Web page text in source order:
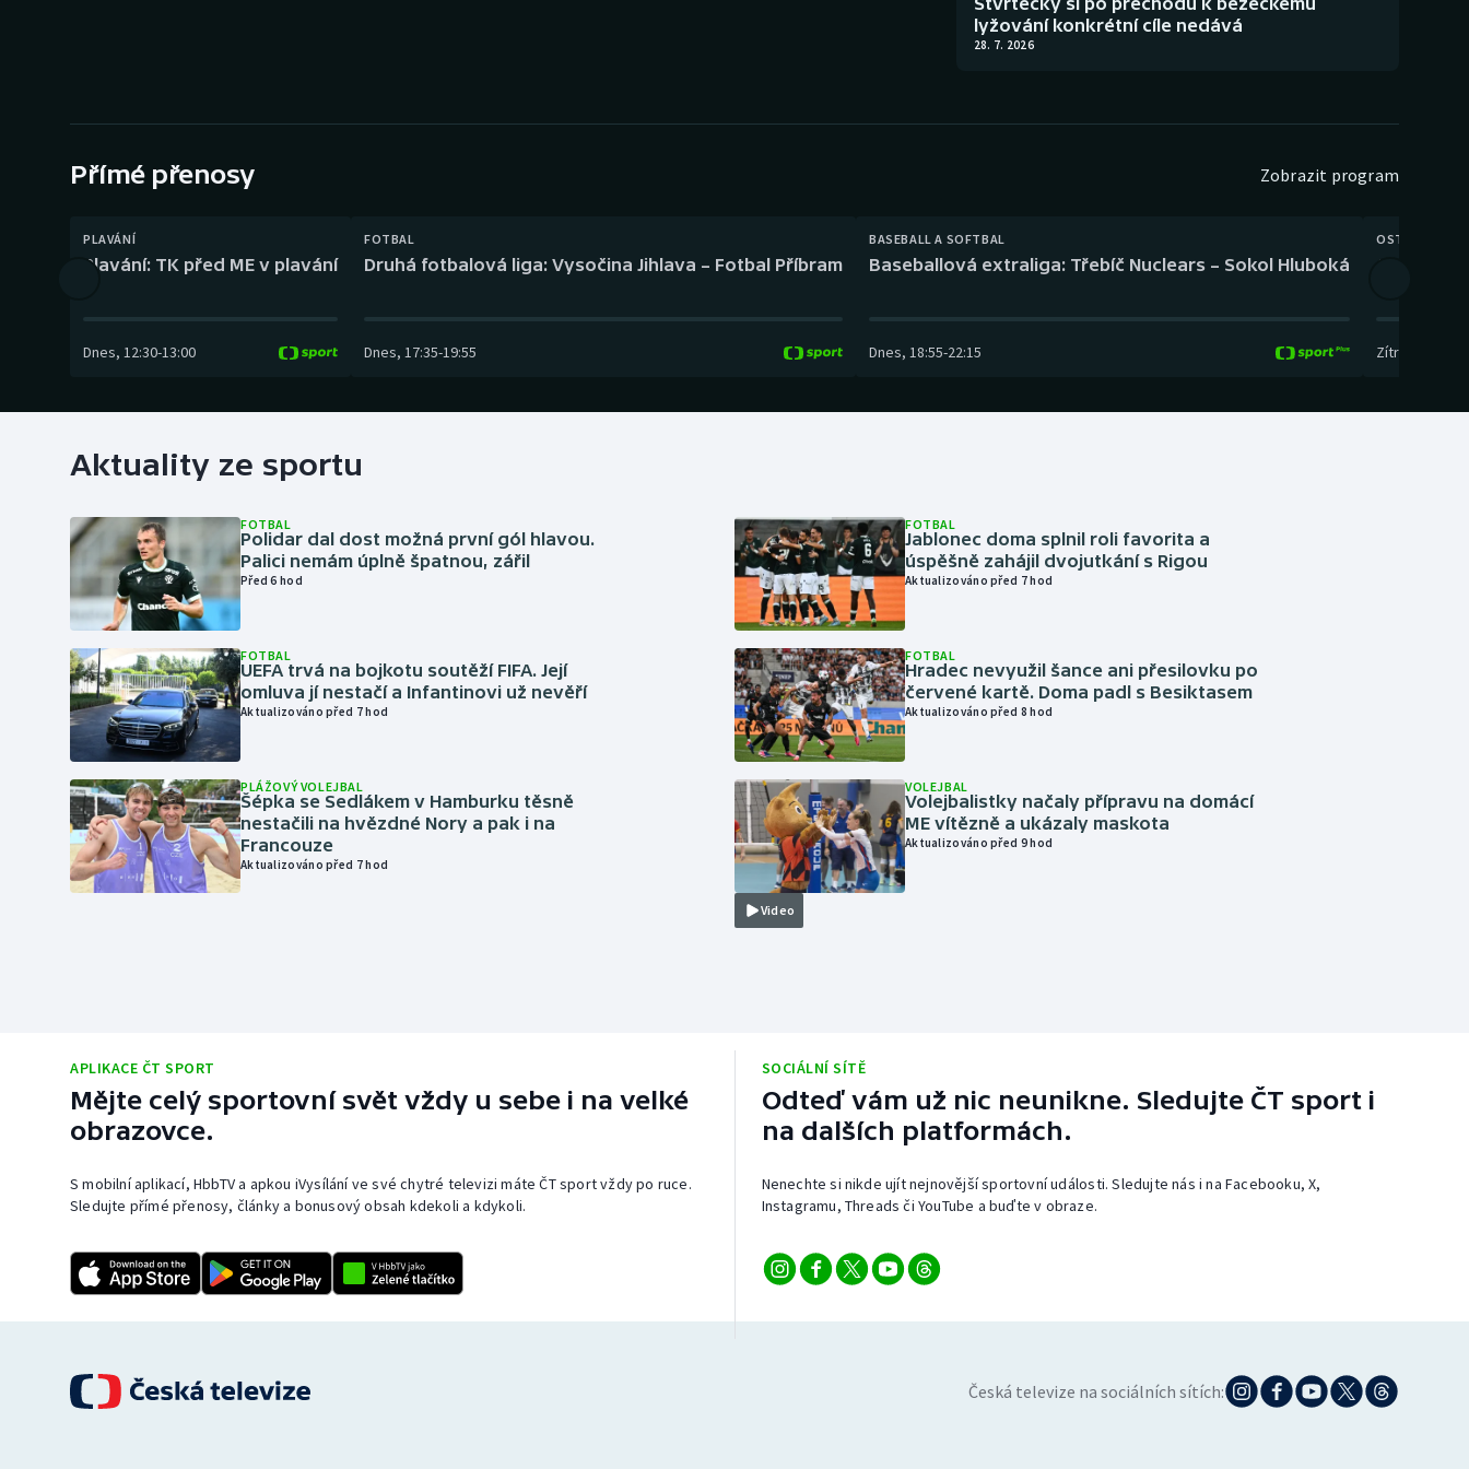
Gymnastika Plážový volejbal
lyžování konkrétní cíle nedává
28. 7. 2026
Přímé přenosy Zobrazit program
PLAVÁNÍ
Plavání: TK před ME v plavání
Dnes, 12:30-13:00
FOTBAL
Druhá fotbalová liga: Vysočina Jihlava – Fotbal Příbram
Dnes, 17:35-19:55
BASEBALL A SOFTBAL
Baseballová extraliga: Třebíč Nuclears – Sokol Hluboká
Dnes, 18:55-22:15
OSTATNÍ
Zítra
Aktuality ze sportu
FOTBAL
Polidar dal dost možná první gól hlavou.
Palici nemám úplně špatnou, zářil
Před 6 hod
FOTBAL
UEFA trvá na bojkotu soutěží FIFA. Její
omluva jí nestačí a Infantinovi už nevěří
Aktualizováno před 7 hod
PLÁŽOVÝ VOLEJBAL
Šépka se Sedlákem v Hamburku těsně
nestačili na hvězdné Nory a pak i na
Francouze
Aktualizováno před 7 hod
FOTBAL
Jablonec doma splnil roli favorita a
úspěšně zahájil dvojutkání s Rigou
Aktualizováno před 7 hod
FOTBAL
Hradec nevyužil šance ani přesilovku po
červené kartě. Doma padl s Besiktasem
Aktualizováno před 8 hod
Video
VOLEJBAL
Volejbalistky načaly přípravu na domácí
ME vítězně a ukázaly maskota
Aktualizováno před 9 hod
APLIKACE ČT SPORT
Mějte celý sportovní svět vždy u sebe i na velké
obrazovce.
S mobilní aplikací, HbbTV a apkou iVysílání ve své chytré televizi máte ČT sport vždy po ruce.
Sledujte přímé přenosy, články a bonusový obsah kdekoli a kdykoli.
SOCIÁLNÍ SÍTĚ
Odteď vám už nic neunikne. Sledujte ČT sport i
na dalších platformách.
Nenechte si nikde ujít nejnovější sportovní události. Sledujte nás i na Facebooku, X,
Instagramu, Threads či YouTube a buďte v obraze.
Česká televize na sociálních sítích: